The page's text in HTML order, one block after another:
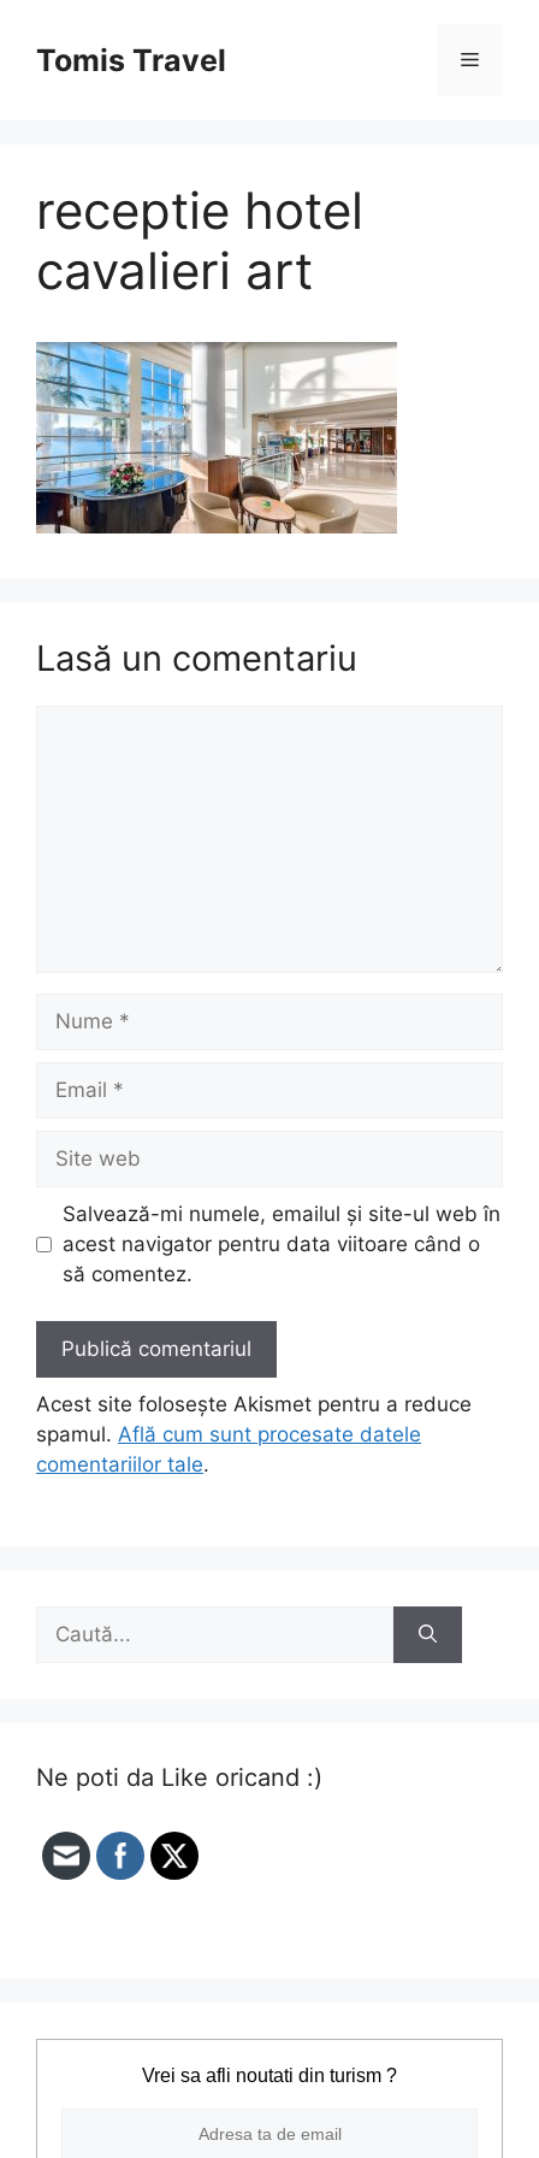
conținutTomis Travel Meniu
receptie hotel
cavalieri art
Lasă un comentariu
Nume
Email
Site
web
Salvează-mi numele, emailul și site-ul web în
acest navigator pentru data viitoare când o
să comentez.
Acest site folosește Akismet pentru a reduce
spamul. Află cum sunt procesate datele
comentariilor tale.
Caută
Ne poti da Like oricand :)
Vrei sa afli noutati din turism ?